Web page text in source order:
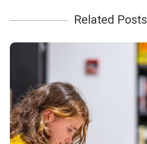
Related Posts